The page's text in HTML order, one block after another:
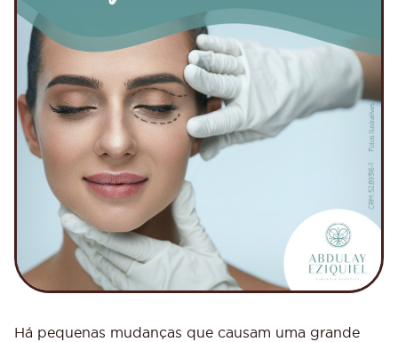
Há pequenas mudanças que causam uma grande